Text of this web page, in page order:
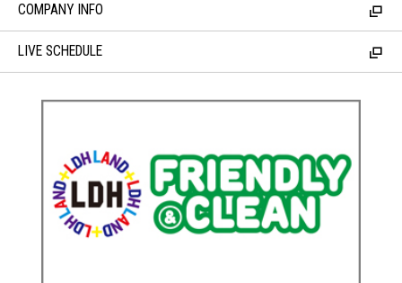
COMPANY INFO
LIVE SCHEDULE